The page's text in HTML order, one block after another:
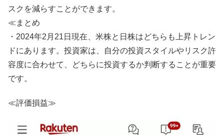
スクを減らすことができます。
≪まとめ
・2024年2月21日現在、米株と日株はどちらも上昇トレン
ドにあります。投資家は、自分の投資スタイルやリスク許
容度に合わせて、どちらに投資するか判断することが重要
です。
≪評価損益≫